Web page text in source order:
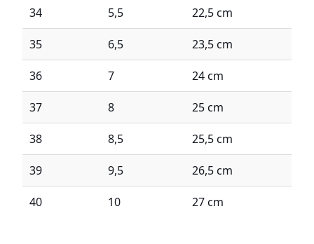
34 5,5 22,5 cm
35 6,5 23,5 cm
36 7 24 cm
37 8 25 cm
38 8,5 25,5 cm
39 9,5 26,5 cm
40 10 27 cm